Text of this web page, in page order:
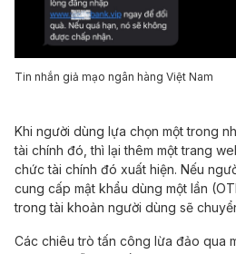
Tin nhắn giả mạo ngân hàng Việt Nam
Khi người dùng lựa chọn một trong
tài chính đó, thì lại thêm một trang
chức tài chính đó xuất hiện. Nếu
cung cấp mật khẩu dùng một lần
trong tài khoản người dùng sẽ
Các chiêu trò tấn công lừa đảo qua